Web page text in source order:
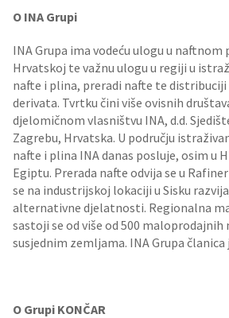
O INA Grupi
INA Grupa ima vodeću ulogu u naftnom
Hrvatskoj te važnu ulogu u regiji u
nafte i plina, preradi nafte te
derivata. Tvrtku čini više ovisnih
djelomičnom vlasništvu INA, d.d.
Zagrebu, Hrvatska. U području
nafte i plina INA danas posluje, osim u
Egiptu. Prerada nafte odvija se u
se na industrijskoj lokaciji u Sisku
alternativne djelatnosti. Regionalna
sastoji se od više od 500
susjednim zemljama. INA Grupa članica
O Grupi KONČAR